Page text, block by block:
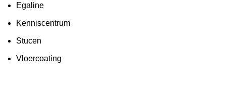
Egaline
Kenniscentrum
Stucen
Vloercoating